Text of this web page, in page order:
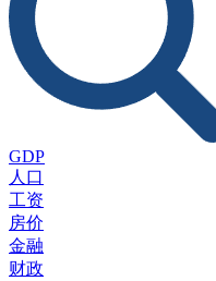
GDP
人口
工资
房价
金融
财政